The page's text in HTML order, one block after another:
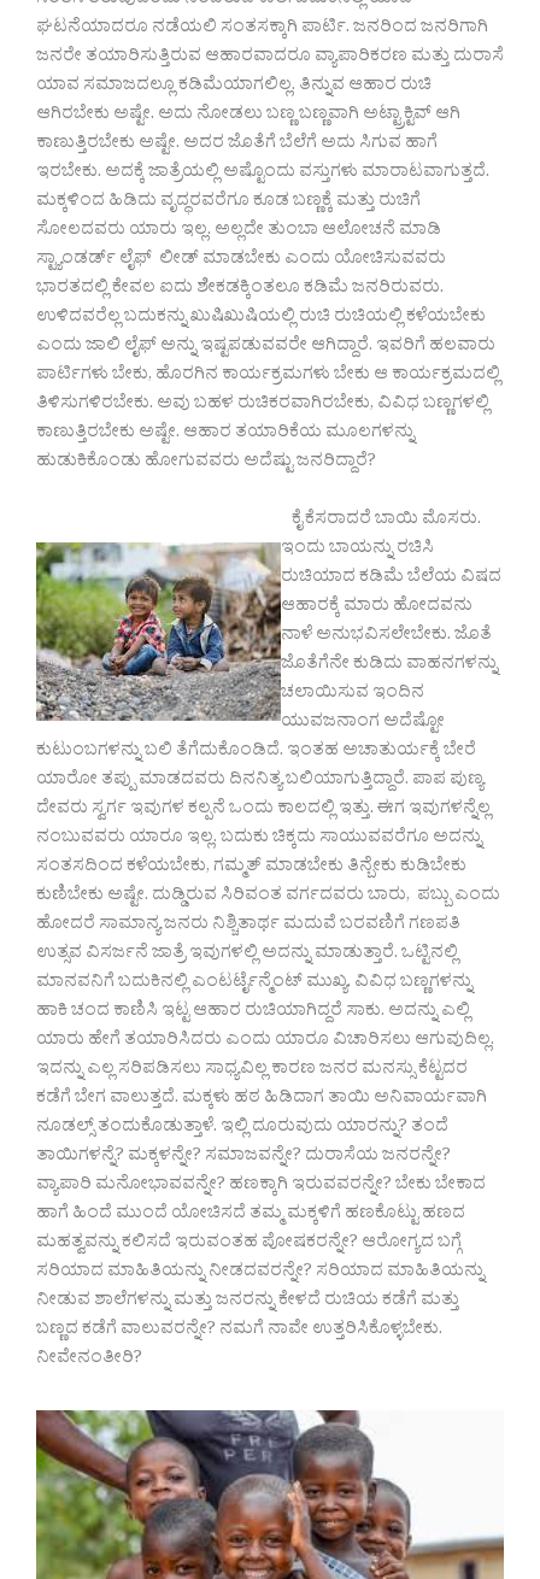
ಘಟನೆಯಾದರೂ ನಡೆಯಲಿ ಸಂತಸಕ್ಕಾಗಿ ಪಾರ್ಟಿ. ಜನರಿಂದ ಜನರಿಗಾಗಿ
ಜನರೇ ತಯಾರಿಸುತ್ತಿರುವ ಆಹಾರವಾದರೂ ವ್ಯಾಪಾರಿಕರಣ ಮತ್ತು ದುರಾಸೆ
ಯಾವ ಸಮಾಜದಲ್ಲೂ ಕಡಿಮೆಯಾಗಲಿಲ್ಲ. ತಿನ್ನುವ ಆಹಾರ ರುಚಿ
ಆಗಿರಬೇಕು ಅಷ್ಟೇ. ಅದು ನೋಡಲು ಬಣ್ಣ ಬಣ್ಣವಾಗಿ ಅಟ್ಟ್ರಾಕ್ಟಿವ್ ಆಗಿ
ಕಾಣುತ್ತಿರಬೇಕು ಅಷ್ಟೇ. ಅದರ ಜೊತೆಗೆ ಬೆಲೆಗೆ ಅದು ಸಿಗುವ ಹಾಗೆ
ಇರಬೇಕು. ಅದಕ್ಕೆ ಜಾತ್ರೆಯಲ್ಲಿ ಅಷ್ಟೊಂದು ವಸ್ತುಗಳು ಮಾರಾಟವಾಗುತ್ತದೆ.
ಮಕ್ಕಳಿಂದ ಹಿಡಿದು ವೃದ್ಧರವರೆಗೂ ಕೂಡ ಬಣ್ಣಕ್ಕೆ ಮತ್ತು ರುಚಿಗೆ
ಸೋಲದವರು ಯಾರು ಇಲ್ಲ. ಅಲ್ಲದೇ ತುಂಬಾ ಆಲೋಚನೆ ಮಾಡಿ
ಸ್ಟ್ಯಾಂಡರ್ಡ್ ಲೈಫ್ ಲೀಡ್ ಮಾಡಬೇಕು ಎಂದು ಯೋಚಿಸುವವರು
ಭಾರತದಲ್ಲಿ ಕೇವಲ ಐದು ಶೇಕಡಕ್ಕಿಂತಲೂ ಕಡಿಮೆ ಜನರಿರುವರು.
ಉಳಿದವರೆಲ್ಲ ಬದುಕನ್ನು ಖುಷಿಖುಷಿಯಲ್ಲಿ ರುಚಿ ರುಚಿಯಲ್ಲಿ ಕಳೆಯಬೇಕು
ಎಂದು ಜಾಲಿ ಲೈಫ್ ಅನ್ನು ಇಷ್ಟಪಡುವವರೇ ಆಗಿದ್ದಾರೆ. ಇವರಿಗೆ ಹಲವಾರು
ಪಾರ್ಟಿಗಳು ಬೇಕು, ಹೊರಗಿನ ಕಾರ್ಯಕ್ರಮಗಳು ಬೇಕು ಆ ಕಾರ್ಯಕ್ರಮದಲ್ಲಿ
ತಿಳಿಸುಗಳಿರಬೇಕು. ಅವು ಬಹಳ ರುಚಿಕರವಾಗಿರಬೇಕು, ವಿವಿಧ ಬಣ್ಣಗಳಲ್ಲಿ
ಕಾಣುತ್ತಿರಬೇಕು ಅಷ್ಟೇ. ಆಹಾರ ತಯಾರಿಕೆಯ ಮೂಲಗಳನ್ನು
ಹುಡುಕಿಕೊಂಡು ಹೋಗುವವರು ಅದೆಷ್ಟು ಜನರಿದ್ದಾರೆ?
ಕೈ ಕೆಸರಾದರೆ ಬಾಯಿ ಮೊಸರು.
ಇಂದು ಬಾಯನ್ನು ರಚಿಸಿ
ರುಚಿಯಾದ ಕಡಿಮೆ ಬೆಲೆಯ ವಿಷದ
ಆಹಾರಕ್ಕೆ ಮಾರು ಹೋದವನು
ನಾಳೆ ಅನುಭವಿಸಲೇಬೇಕು. ಜೊತೆ
ಜೊತೆಗೆನೇ ಕುಡಿದು ವಾಹನಗಳನ್ನು
ಚಲಾಯಿಸುವ ಇಂದಿನ
ಯುವಜನಾಂಗ ಅದೆಷ್ಟೋ
ಕುಟುಂಬಗಳನ್ನು ಬಲಿ ತೆಗೆದುಕೊಂಡಿದೆ. ಇಂತಹ ಅಚಾತುರ್ಯಕ್ಕೆ ಬೇರೆ
ಯಾರೋ ತಪ್ಪು ಮಾಡದವರು ದಿನನಿತ್ಯ ಬಲಿಯಾಗುತ್ತಿದ್ದಾರೆ. ಪಾಪ ಪುಣ್ಯ
ದೇವರು ಸ್ವರ್ಗ ಇವುಗಳ ಕಲ್ಪನೆ ಒಂದು ಕಾಲದಲ್ಲಿ ಇತ್ತು. ಈಗ ಇವುಗಳನ್ನೆಲ್ಲ
ನಂಬುವವರು ಯಾರೂ ಇಲ್ಲ. ಬದುಕು ಚಿಕ್ಕದು ಸಾಯುವವರೆಗೂ ಅದನ್ನು
ಸಂತಸದಿಂದ ಕಳೆಯಬೇಕು, ಗಮ್ಮತ್ ಮಾಡಬೇಕು ತಿನ್ಬೇಕು ಕುಡಿಬೇಕು
ಕುಣಿಬೇಕು ಅಷ್ಟೇ. ದುಡ್ಡಿರುವ ಸಿರಿವಂತ ವರ್ಗದವರು ಬಾರು, ಪಬ್ಬು ಎಂದು
ಹೋದರೆ ಸಾಮಾನ್ಯ ಜನರು ನಿಶ್ಚಿತಾರ್ಥ ಮದುವೆ ಬರವಣಿಗೆ ಗಣಪತಿ
ಉತ್ಸವ ವಿಸರ್ಜನೆ ಜಾತ್ರೆ ಇವುಗಳಲ್ಲಿ ಅದನ್ನು ಮಾಡುತ್ತಾರೆ. ಒಟ್ಟಿನಲ್ಲಿ
ಮಾನವನಿಗೆ ಬದುಕಿನಲ್ಲಿ ಎಂಟರ್ಟೈನ್ಮೆಂಟ್ ಮುಖ್ಯ. ವಿವಿಧ ಬಣ್ಣಗಳನ್ನು
ಹಾಕಿ ಚಂದ ಕಾಣಿಸಿ ಇಟ್ಟ ಆಹಾರ ರುಚಿಯಾಗಿದ್ದರೆ ಸಾಕು. ಅದನ್ನು ಎಲ್ಲಿ
ಯಾರು ಹೇಗೆ ತಯಾರಿಸಿದರು ಎಂದು ಯಾರೂ ವಿಚಾರಿಸಲು ಆಗುವುದಿಲ್ಲ.
ಇದನ್ನು ಎಲ್ಲ ಸರಿಪಡಿಸಲು ಸಾಧ್ಯವಿಲ್ಲ ಕಾರಣ ಜನರ ಮನಸ್ಸು ಕೆಟ್ಟದರ
ಕಡೆಗೆ ಬೇಗ ವಾಲುತ್ತದೆ. ಮಕ್ಕಳು ಹಠ ಹಿಡಿದಾಗ ತಾಯಿ ಅನಿವಾರ್ಯವಾಗಿ
ನೂಡಲ್ಸ್ ತಂದುಕೊಡುತ್ತಾಳೆ. ಇಲ್ಲಿ ದೂರುವುದು ಯಾರನ್ನು? ತಂದೆ
ತಾಯಿಗಳನ್ನೆ? ಮಕ್ಕಳನ್ನೇ? ಸಮಾಜವನ್ನೇ? ದುರಾಸೆಯ ಜನರನ್ನೇ?
ವ್ಯಾಪಾರಿ ಮನೋಭಾವವನ್ನೇ? ಹಣಕ್ಕಾಗಿ ಇರುವವರನ್ನೇ? ಬೇಕು ಬೇಕಾದ
ಹಾಗೆ ಹಿಂದೆ ಮುಂದೆ ಯೋಚಿಸದೆ ತಮ್ಮ ಮಕ್ಕಳಿಗೆ ಹಣಕೊಟ್ಟು ಹಣದ
ಮಹತ್ವವನ್ನು ಕಲಿಸದೆ ಇರುವಂತಹ ಪೋಷಕರನ್ನೇ? ಆರೋಗ್ಯದ ಬಗ್ಗೆ
ಸರಿಯಾದ ಮಾಹಿತಿಯನ್ನು ನೀಡದವರನ್ನೇ? ಸರಿಯಾದ ಮಾಹಿತಿಯನ್ನು
ನೀಡುವ ಶಾಲೆಗಳನ್ನು ಮತ್ತು ಜನರನ್ನು ಕೇಳದೆ ರುಚಿಯ ಕಡೆಗೆ ಮತ್ತು
ಬಣ್ಣದ ಕಡೆಗೆ ವಾಲುವರನ್ನೇ? ನಮಗೆ ನಾವೇ ಉತ್ತರಿಸಿಕೊಳ್ಳಬೇಕು.
ನೀವೇನಂತೀರಿ?